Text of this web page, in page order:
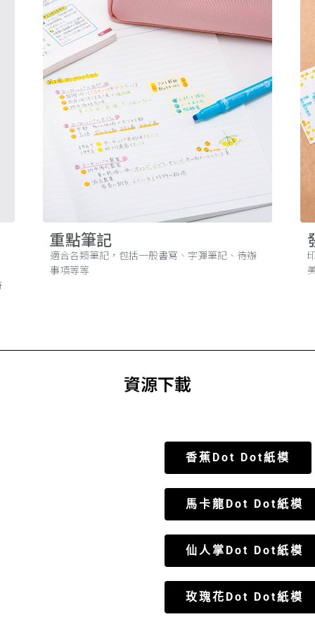
重點筆記
適合各類筆記，包括一般書寫、字彈筆記、待辦
事項等等
資源下載
香蕉Dot Dot紙模
馬卡龍Dot Dot紙模
仙人掌Dot Dot紙模
玫瑰花Dot Dot紙模